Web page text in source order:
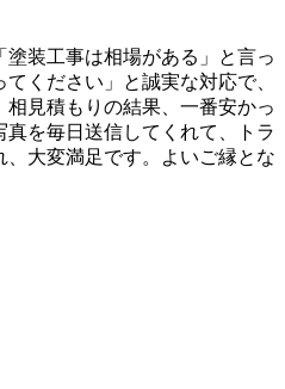
装工事は相場がある」と言っ
ください」と誠実な対応で、
見積もりの結果、一番安かっ
を毎日送信してくれて、トラ
大変満足です。よいご縁とな